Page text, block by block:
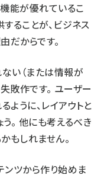
能が優れているこ
ることが、ビジネス
だからです。
い（または情報が
敗作です。 ユーザー
うに、レイアウトと
。 他にも考えるべき
もしれません。
ンツから作り始めま